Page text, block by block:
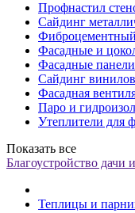
Профнастил
Сайдинг
Фасадные и
Фасадные
Сайдинг
Фасадная
Паро и
Утеплители для
Показать все
Благоустройство дачи
Теплицы и